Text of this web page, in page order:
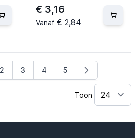
€ 3,16
Vanaf € 2,84
momenteel pagina
Pagina
2 Pagina
3 Pagina
4 Pagina
5
Toon